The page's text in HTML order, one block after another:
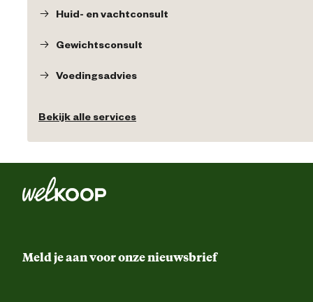
Huid- en vachtconsult
Gewichtsconsult
Voedingsadvies
Bekijk alle services
Meld je aan voor onze nieuwsbrief